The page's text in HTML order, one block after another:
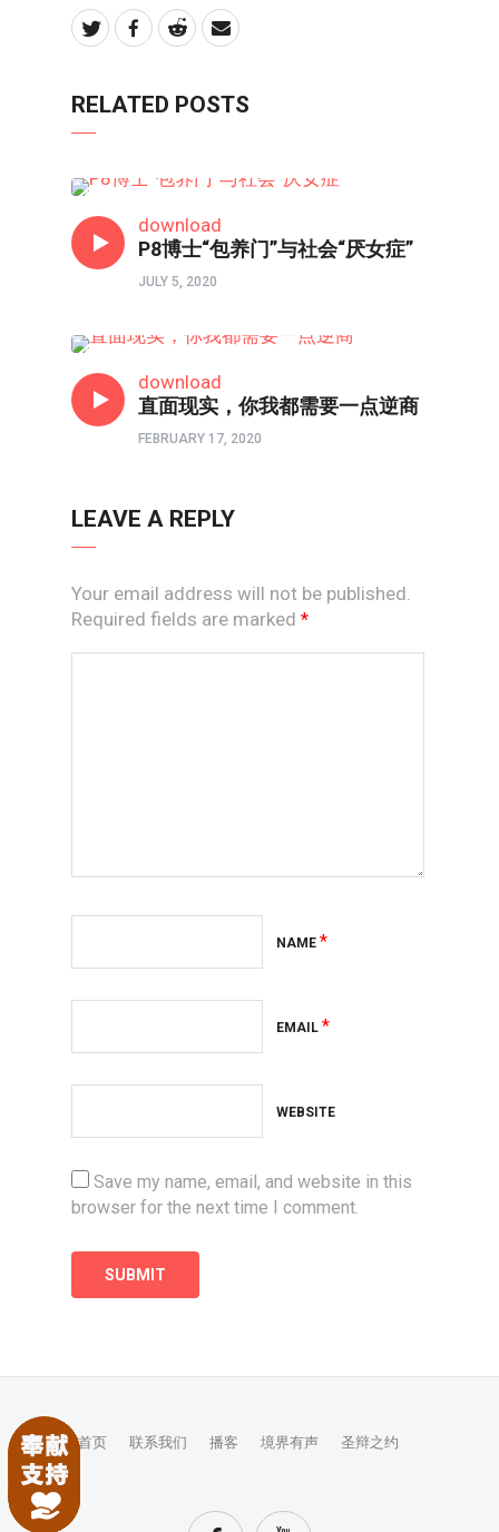
RELATED POSTS
download
P8博士“包养门”与社会“厌女症”
JULY 5, 2020
download
直面现实，你我都需要一点逆商
FEBRUARY 17, 2020
LEAVE A REPLY
Your email address will not be published.
Required fields are marked *
NAME *
EMAIL *
WEBSITE
Save my name, email, and website in this
browser for the next time I comment.
首页 联系我们 播客 境界有声 圣辩之约